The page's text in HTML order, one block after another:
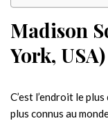
Madison
York, USA)
C’est l’endroit le
plus connus au